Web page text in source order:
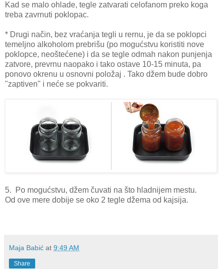
Kad se malo ohlade, tegle zatvarati celofanom preko koga
treba zavrnuti poklopac.
* Drugi način, bez vraćanja tegli u rernu, je da se poklopci
temeljno alkoholom prebrišu (po mogućstvu koristiti nove
poklopce, neoštećene) i da se tegle odmah nakon punjenja
zatvore, prevrnu naopako i tako ostave 10-15 minuta, pa
ponovo okrenu u osnovni položaj . Tako džem bude dobro
"zaptiven" i neće se pokvariti.
5. Po mogućstvu, džem čuvati na što hladnijem mestu.
Od ove mere dobije se oko 2 tegle džema od kajsija.
Maja Babić at 9:49 AM
Share